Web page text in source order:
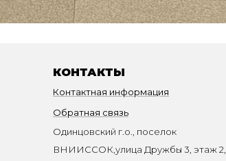
КОНТАКТЫ
Контактная информация
Обратная связь
Одинцовский г.о., поселок
ВНИИССОК,улица Дружбы 3, этаж 2,